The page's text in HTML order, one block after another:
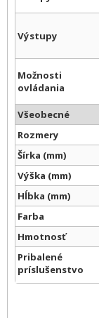
Výstupy
Možnosti
ovládania
Všeobecné
Rozmery
Šírka (mm)
Výška (mm)
Hĺbka (mm)
Farba
Hmotnosť
Pribalené
príslušenstvo